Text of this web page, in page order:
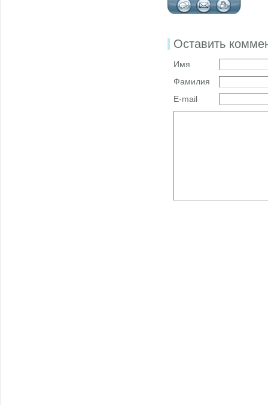
Оставить
Имя
Фамилия
E-mail